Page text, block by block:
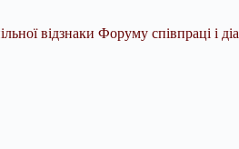
відзнаки Форуму співпраці і